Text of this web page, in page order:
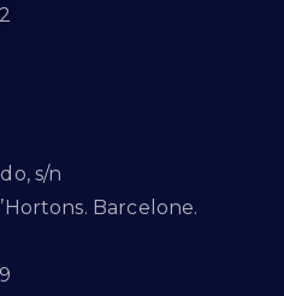
s/n
Barcelone.